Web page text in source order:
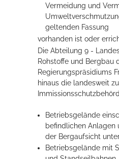
Vermeidung und
geltenden Fassung
vorhanden ist oder
Die Abteilung 9 -
Rohstoffe und Bergbau
Regierungspräsidiums
hinaus die landesweit
Betriebsgelände
befindlichen Anlagen
der Bergaufsicht
Betriebsgelände mit